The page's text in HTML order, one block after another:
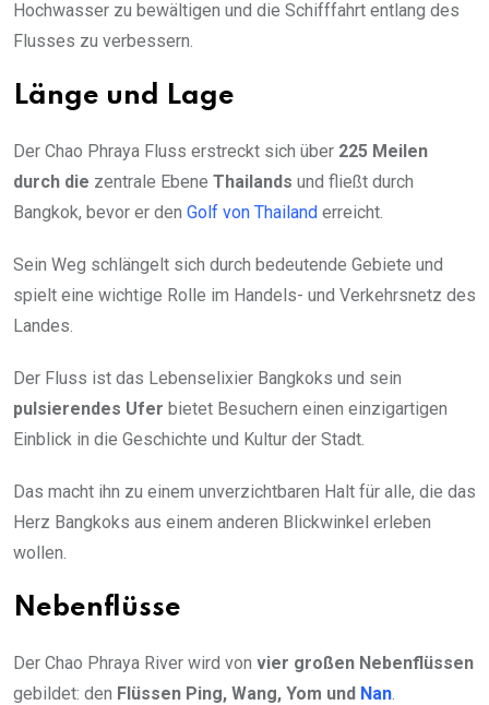
Hochwasser zu bewältigen und die Schifffahrt entlang des
Flusses zu verbessern.
Länge und Lage
Der Chao Phraya Fluss erstreckt sich über 225 Meilen
durch die zentrale Ebene Thailands und fließt durch
Bangkok, bevor er den Golf von Thailand erreicht.
Sein Weg schlängelt sich durch bedeutende Gebiete und
spielt eine wichtige Rolle im Handels- und Verkehrsnetz des
Landes.
Der Fluss ist das Lebenselixier Bangkoks und sein
pulsierendes Ufer bietet Besuchern einen einzigartigen
Einblick in die Geschichte und Kultur der Stadt.
Das macht ihn zu einem unverzichtbaren Halt für alle, die das
Herz Bangkoks aus einem anderen Blickwinkel erleben
wollen.
Nebenflüsse
Der Chao Phraya River wird von vier großen Nebenflüssen
gebildet: den Flüssen Ping, Wang, Yom und Nan